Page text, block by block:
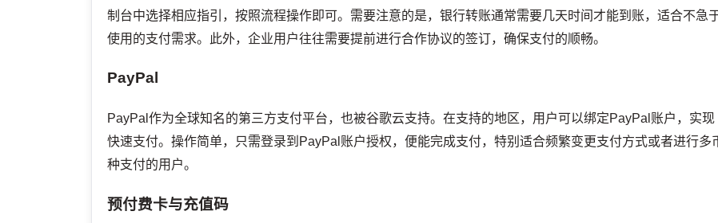
制台中选择相应指引，按照流程操作即可。需要注意的是，银行转账通常需要几天时间才能到账，适合不急
使用的支付需求。此外，企业用户往往需要提前进行合作协议的签订，确保支付的顺畅。
PayPal
PayPal作为全球知名的第三方支付平台，也被谷歌云支持。在支持的地区，用户可以绑定PayPal账户，实现
快速支付。操作简单，只需登录到PayPal账户授权，便能完成支付，特别适合频繁变更支付方式或者进行多
种支付的用户。
预付费卡与充值码